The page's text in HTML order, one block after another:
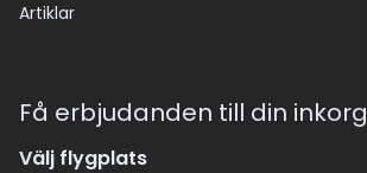
Artiklar
Få erbjudanden till din inkorg
Välj flygplats